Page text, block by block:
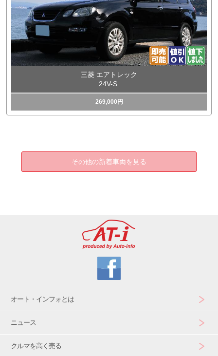
三菱 エアトレック
24V-S
269,000円
その他の新着車両を見る
オート・インフォとは
ニュース
クルマを高く売る